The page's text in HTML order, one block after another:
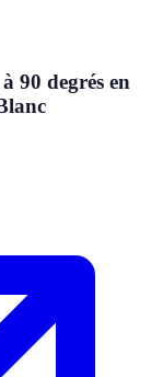
90 degrés en